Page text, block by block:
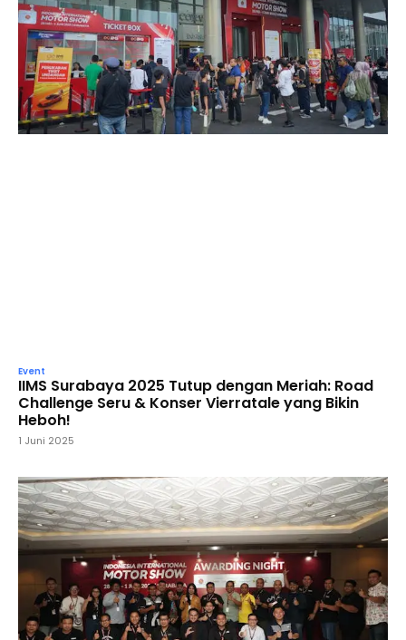
Event
IIMS Surabaya 2025 Tutup dengan Meriah: Road
Challenge Seru & Konser Vierratale yang Bikin
Heboh!
1 Juni 2025